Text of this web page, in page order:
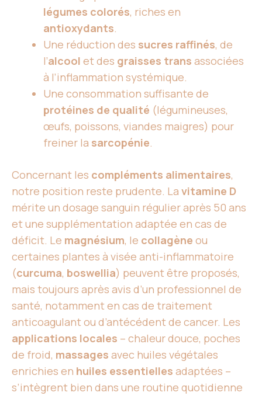
légumes colorés, riches en
antioxydants.
Une réduction des sucres raffinés, de
l’alcool et des graisses trans associées
à l’inflammation systémique.
Une consommation suffisante de
protéines de qualité (légumineuses,
œufs, poissons, viandes maigres) pour
freiner la sarcopénie.
Concernant les compléments alimentaires,
notre position reste prudente. La vitamine D
mérite un dosage sanguin régulier après 50 ans
et une supplémentation adaptée en cas de
déficit. Le magnésium, le collagène ou
certaines plantes à visée anti-inflammatoire
(curcuma, boswellia) peuvent être proposés,
mais toujours après avis d’un professionnel de
santé, notamment en cas de traitement
anticoagulant ou d’antécédent de cancer. Les
applications locales – chaleur douce, poches
de froid, massages avec huiles végétales
enrichies en huiles essentielles adaptées –
s’intègrent bien dans une routine quotidienne